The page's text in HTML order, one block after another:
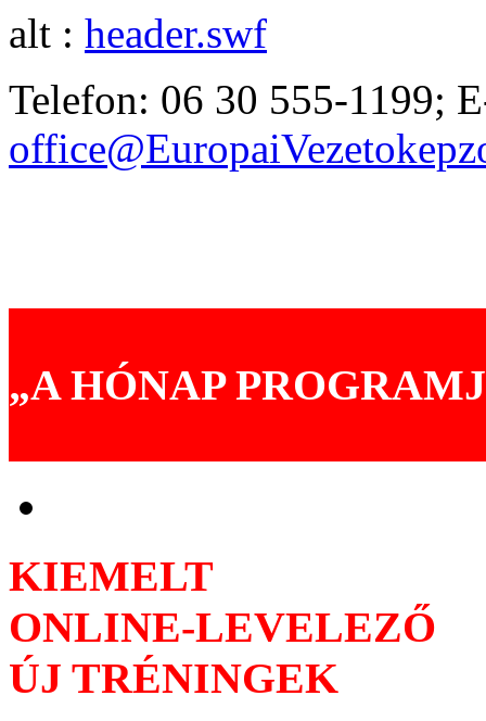
alt : header.swf
Telefon: 06 30 555-1199;
„A HÓNAP
KIEMELT
ONLINE-LEVELEZŐ
ÚJ TRÉNINGEK